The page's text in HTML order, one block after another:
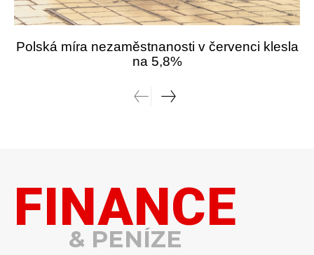
Polská míra nezaměstnanosti v červenci klesla
na 5,8%
FINANCE
& PENÍZE